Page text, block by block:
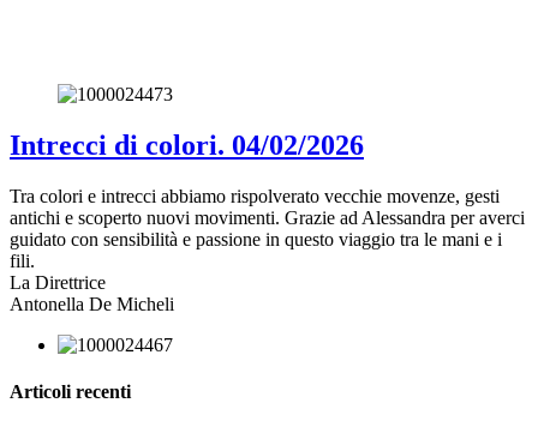
Intrecci di colori. 04/02/2026
Tra colori e intrecci abbiamo rispolverato vecchie movenze, gesti
antichi e scoperto nuovi movimenti. Grazie ad Alessandra per averci
guidato con sensibilità e passione in questo viaggio tra le mani e i
fili.
La Direttrice
Antonella De Micheli
Articoli recenti